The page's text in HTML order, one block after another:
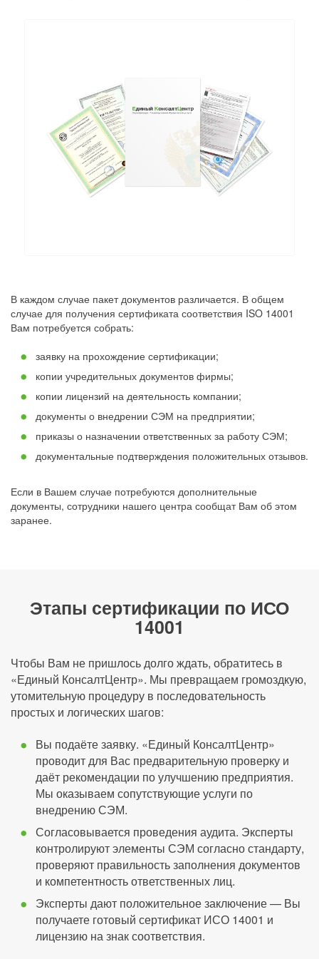
В каждом случае пакет документов различается. В общем
случае для получения сертификата соответствия ISO 14001
Вам потребуется собрать:
заявку на прохождение сертификации;
копии учредительных документов фирмы;
копии лицензий на деятельность компании;
документы о внедрении СЭМ на предприятии;
приказы о назначении ответственных за работу СЭМ;
документальные подтверждения положительных отзывов.
Если в Вашем случае потребуются дополнительные
документы, сотрудники нашего центра сообщат Вам об этом
заранее.
Этапы сертификации по ИСО
14001
Чтобы Вам не пришлось долго ждать, обратитесь в
«Единый КонсалтЦентр». Мы превращаем громоздкую,
утомительную процедуру в последовательность
простых и логических шагов:
Вы подаёте заявку. «Единый КонсалтЦентр»
проводит для Вас предварительную проверку и
даёт рекомендации по улучшению предприятия.
Мы оказываем сопутствующие услуги по
внедрению СЭМ.
Согласовывается проведения аудита. Эксперты
контролируют элементы СЭМ согласно стандарту,
проверяют правильность заполнения документов
и компетентность ответственных лиц.
Эксперты дают положительное заключение — Вы
получаете готовый сертификат ИСО 14001 и
лицензию на знак соответствия.